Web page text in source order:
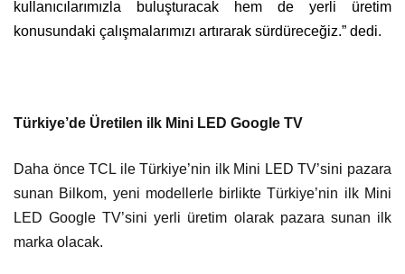
kullanıcılarımızla buluşturacak hem de yerli üretim
konusundaki çalışmalarımızı artırarak sürdüreceğiz.” dedi.
Türkiye’de Üretilen ilk Mini LED Google TV
Daha önce TCL ile Türkiye’nin ilk Mini LED TV’sini pazara
sunan Bilkom, yeni modellerle birlikte Türkiye’nin ilk Mini
LED Google TV’sini yerli üretim olarak pazara sunan ilk
marka olacak.